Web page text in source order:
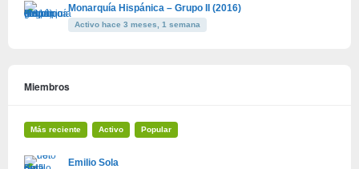
Monarquía Hispánica – Grupo II (2016)
Activo hace 3 meses, 1 semana
Miembros
Más reciente Activo Popular
Emilio Sola